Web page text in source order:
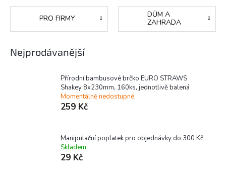
PRO FIRMY
DŮM A
ZAHRADA
Nejprodávanější
Přírodní bambusové brčko EURO STRAWS
Shakey 8x230mm, 160ks, jednotlivě balená
Momentálně nedostupné
259 Kč
Manipulační poplatek pro objednávky do 300 Kč
Skladem
29 Kč